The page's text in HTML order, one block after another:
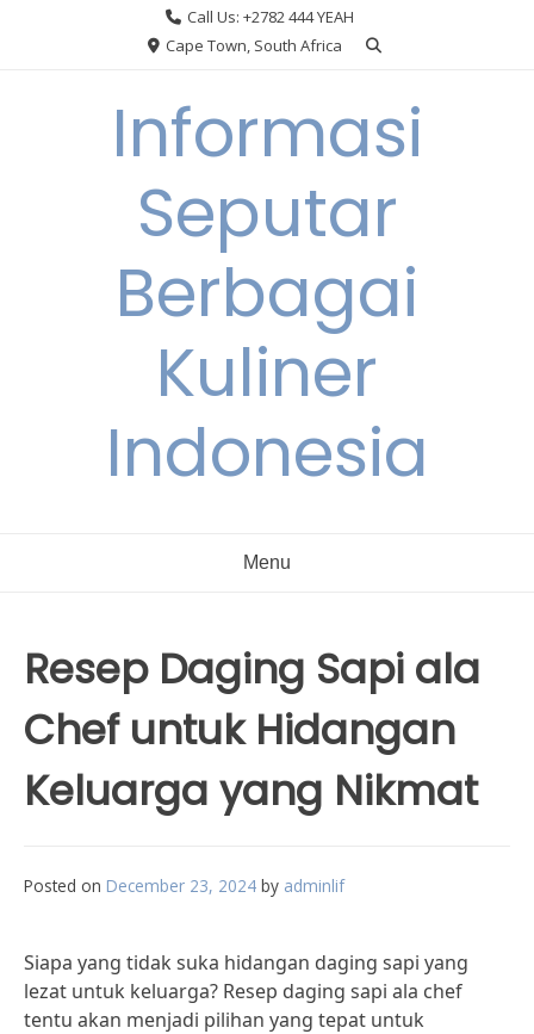
Call Us: +2782 444 YEAH
Cape Town, South Africa
Informasi
Seputar
Berbagai
Kuliner
Indonesia
Menu
Resep Daging Sapi ala
Chef untuk Hidangan
Keluarga yang Nikmat
Posted on December 23, 2024 by adminlif
Siapa yang tidak suka hidangan daging sapi yang
lezat untuk keluarga? Resep daging sapi ala chef
tentu akan menjadi pilihan yang tepat untuk